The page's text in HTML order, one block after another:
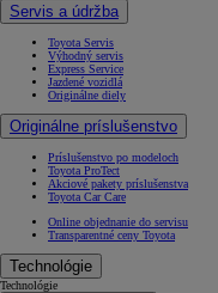
Servis a údržba
Toyota Servis
Výhodný servis
Express Service
Jazdené vozidlá
Originálne diely
Originálne príslušenstvo
Príslušenstvo po modeloch
Toyota ProTect
Akciové pakety príslušenstva
Toyota Car Care
Online objednanie do servisu
Transparentné ceny Toyota
Technológie
Technológie